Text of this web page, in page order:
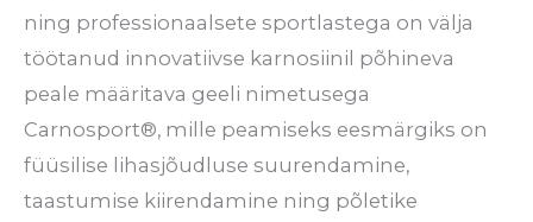
ning professionaalsete sportlastega on välja
töötanud innovatiivse karnosiinil põhineva
peale määritava geeli nimetusega
Carnosport®, mille peamiseks eesmärgiks on
füüsilise lihasjõudluse suurendamine,
taastumise kiirendamine ning põletike